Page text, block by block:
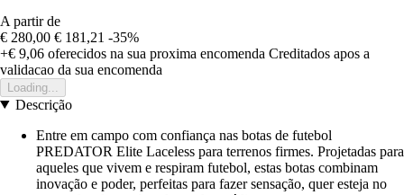
A partir de
€ 280,00 € 181,21 -35%
+€ 9,06 oferecidos na sua proxima encomenda Creditados apos a
validacao da sua encomenda
Loading...
Descrição
Entre em campo com confiança nas botas de futebol
PREDATOR Elite Laceless para terrenos firmes. Projetadas para
aqueles que vivem e respiram futebol, estas botas combinam
inovação e poder, perfeitas para fazer sensação, quer esteja no